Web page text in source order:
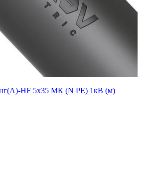
HF 5х35 МК (N PE) 1кВ (м)